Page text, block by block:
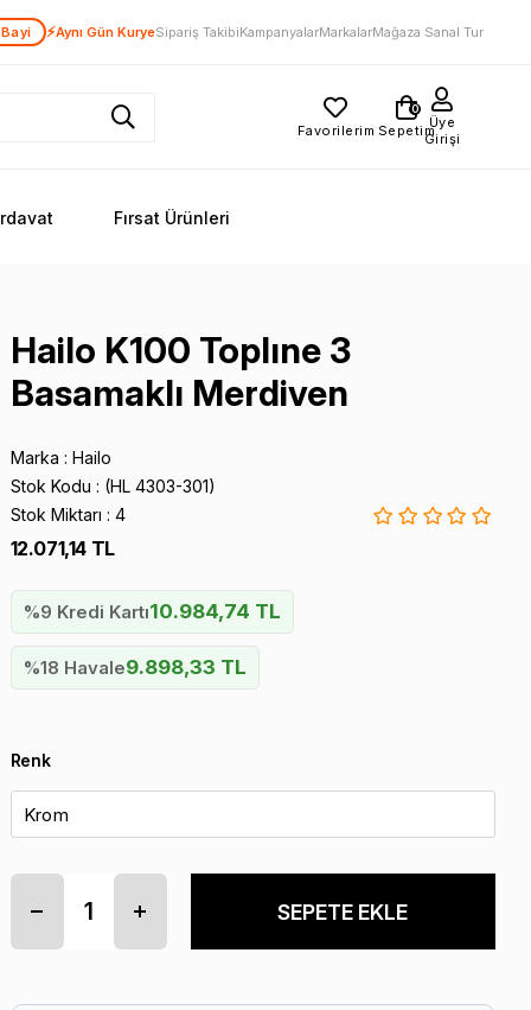
⚡Aynı Gün KuryeSipariş TakibiKampanyalarMarkalarMağaza Sanal Tur
Favorilerim Sepetim
0
Üye
Girişi
Fırsat Ürünleri
Hailo K100 Toplıne 3
Basamaklı Merdiven
Marka : Hailo
Stok Kodu
(HL 4303-301)
Stok Miktarı : 4
12.071,14 TL
%9 Kredi Kartı10.984,74 TL
%18 Havale9.898,33 TL
Renk